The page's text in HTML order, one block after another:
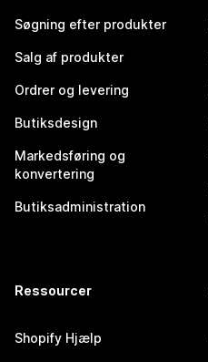
Søgning efter produkter
Salg af produkter
Ordrer og levering
Butiksdesign
Markedsføring og
konvertering
Butiksadministration
Ressourcer
Shopify Hjælp